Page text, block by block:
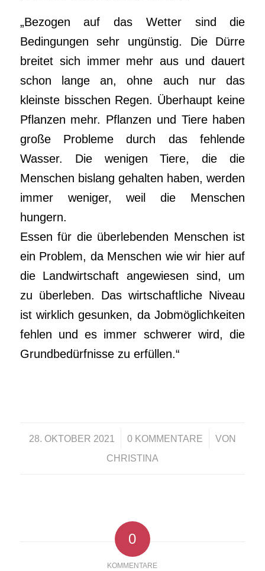
„Bezogen auf das Wetter sind die
Bedingungen sehr ungünstig. Die Dürre
breitet sich immer mehr aus und dauert
schon lange an, ohne auch nur das
kleinste bisschen Regen. Überhaupt keine
Pflanzen mehr. Pflanzen und Tiere haben
große Probleme durch das fehlende
Wasser. Die wenigen Tiere, die die
Menschen bislang gehalten haben, werden
immer weniger, weil die Menschen
hungern.
Essen für die überlebenden Menschen ist
ein Problem, da Menschen wie wir hier auf
die Landwirtschaft angewiesen sind, um
zu überleben. Das wirtschaftliche Niveau
ist wirklich gesunken, da Jobmöglichkeiten
fehlen und es immer schwerer wird, die
Grundbedürfnisse zu erfüllen.“
28. OKTOBER 2021
/ 0 KOMMENTARE
/
VON
CHRISTINA
0
KOMMENTARE